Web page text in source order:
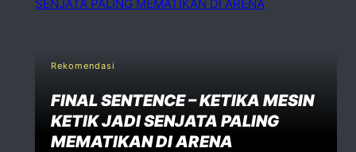
Rekomendasi
FINAL SENTENCE – KETIKA MESIN
KETIK JADI SENJATA PALING
MEMATIKAN DI ARENA